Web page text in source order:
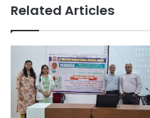
Related Articles